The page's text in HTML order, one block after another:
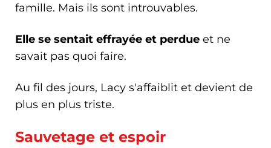
famille. Mais ils sont introuvables.
Elle se sentait effrayée et perdue et ne
savait pas quoi faire.
Au fil des jours, Lacy s'affaiblit et devient de
plus en plus triste.
Sauvetage et espoir